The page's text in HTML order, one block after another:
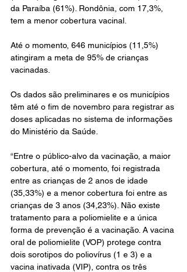
da Paraíba (61%). Rondônia, com 17,3%,
tem a menor cobertura vacinal.
Até o momento, 646 municípios (11,5%)
atingiram a meta de 95% de crianças
vacinadas.
Os dados são preliminares e os municípios
têm até o fim de novembro para registrar as
doses aplicadas no sistema de informações
do Ministério da Saúde.
“Entre o público-alvo da vacinação, a maior
cobertura, até o momento, foi registrada
entre as crianças de 2 anos de idade
(35,33%) e a menor cobertura foi entre as
crianças de 3 anos (34,23%). Não existe
tratamento para a poliomielite e a única
forma de prevenção é a vacinação. A vacina
oral de poliomielite (VOP) protege contra
dois sorotipos do poliovírus (1 e 3) e a
vacina inativada (VIP), contra os três